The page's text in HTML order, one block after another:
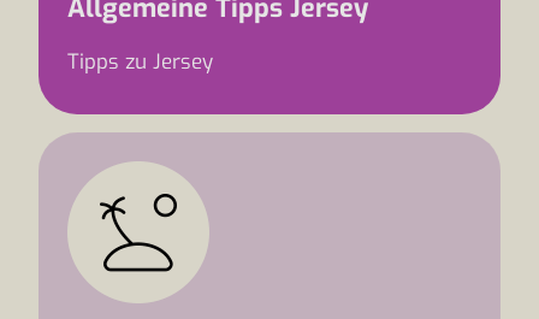
Allgemeine Tipps Jersey
Tipps zu Jersey